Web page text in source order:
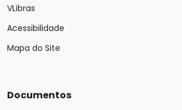
VLibras
Acessibilidade
Mapa do Site
Documentos